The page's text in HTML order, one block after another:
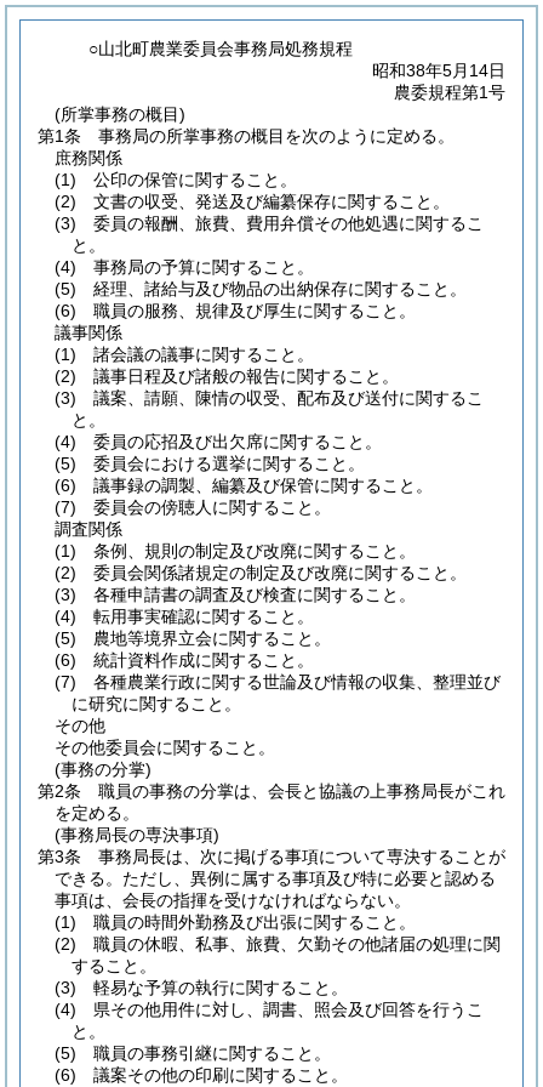
○山北町農業委員会事務局処務規程
昭和38年5月14日
農委規程第1号
(所掌事務の概目)
第1条
事務局の所掌事務の概目を次のように定める。
庶務関係
(1) 公印の保管に関すること。
(2) 文書の収受、発送及び編纂保存に関すること。
(3) 委員の報酬、旅費、費用弁償その他処遇に関するこ
と。
(4) 事務局の予算に関すること。
(5) 経理、諸給与及び物品の出納保存に関すること。
(6) 職員の服務、規律及び厚生に関すること。
議事関係
(1) 諸会議の議事に関すること。
(2) 議事日程及び諸般の報告に関すること。
(3) 議案、請願、陳情の収受、配布及び送付に関するこ
と。
(4) 委員の応招及び出欠席に関すること。
(5) 委員会における選挙に関すること。
(6) 議事録の調製、編纂及び保管に関すること。
(7) 委員会の傍聴人に関すること。
調査関係
(1) 条例、規則の制定及び改廃に関すること。
(2) 委員会関係諸規定の制定及び改廃に関すること。
(3) 各種申請書の調査及び検査に関すること。
(4) 転用事実確認に関すること。
(5) 農地等境界立会に関すること。
(6) 統計資料作成に関すること。
(7) 各種農業行政に関する世論及び情報の収集、整理並び
に研究に関すること。
その他
その他委員会に関すること。
(事務の分掌)
第2条
職員の事務の分掌は、会長と協議の上事務局長がこれ
を定める。
(事務局長の専決事項)
第3条
事務局長は、次に掲げる事項について専決することが
できる。 ただし、異例に属する事項及び特に必要と認める
事項は、会長の指揮を受けなければならない。
(1)
職員の時間外勤務及び出張に関すること。
(2)
職員の休暇、私事、旅費、欠勤その他諸届の処理に関
すること。
(3)
軽易な予算の執行に関すること。
(4)
県その他用件に対し、調書、照会及び回答を行うこ
と。
(5)
職員の事務引継に関すること。
(6)
議案その他の印刷に関すること。